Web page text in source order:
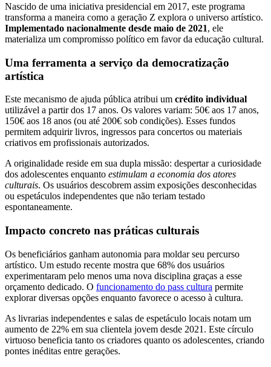
Nascido de uma iniciativa presidencial em 2017, este programa
transforma a maneira como a geração Z explora o universo artístico.
Implementado nacionalmente desde maio de 2021, ele
materializa um compromisso político em favor da educação cultural.
Uma ferramenta a serviço da democratização
artística
Este mecanismo de ajuda pública atribui um crédito individual
utilizável a partir dos 17 anos. Os valores variam: 50€ aos 17 anos,
150€ aos 18 anos (ou até 200€ sob condições). Esses fundos
permitem adquirir livros, ingressos para concertos ou materiais
criativos em profissionais autorizados.
A originalidade reside em sua dupla missão: despertar a curiosidade
dos adolescentes enquanto estimulam a economia dos atores
culturais. Os usuários descobrem assim exposições desconhecidas
ou espetáculos independentes que não teriam testado
espontaneamente.
Impacto concreto nas práticas culturais
Os beneficiários ganham autonomia para moldar seu percurso
artístico. Um estudo recente mostra que 68% dos usuários
experimentaram pelo menos uma nova disciplina graças a esse
orçamento dedicado. O funcionamento do pass cultura permite
explorar diversas opções enquanto favorece o acesso à cultura.
As livrarias independentes e salas de espetáculo locais notam um
aumento de 22% em sua clientela jovem desde 2021. Este círculo
virtuoso beneficia tanto os criadores quanto os adolescentes, criando
pontes inéditas entre gerações.